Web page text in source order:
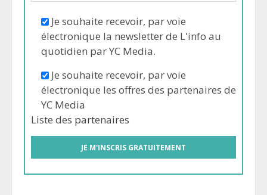
Je souhaite recevoir, par voie
électronique la newsletter de L'info au
quotidien par YC Media.
Je souhaite recevoir, par voie
électronique les offres des partenaires de
YC Media
Liste des partenaires